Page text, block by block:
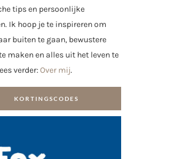
tips en persoonlijke
Ik hoop je te inspireren om
buiten te gaan, bewustere
maken en alles uit het leven te
verder:Over mij.
KORTINGSCODES